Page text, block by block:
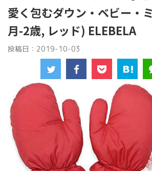
愛く包むダウン・ベビー・
月-2歳, レッド) ELEBELA
投稿日： 2019-10-03